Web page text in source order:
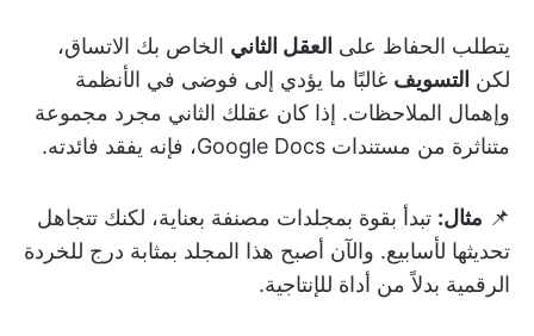
يتطلب الحفاظ على العقل الثاني الخاص بك الاتساق،
لكن التسويف غالبًا ما يؤدي إلى فوضى في الأنظمة
وإهمال الملاحظات. إذا كان عقلك الثاني مجرد مجموعة
متناثرة من مستندات Google Docs، فإنه يفقد فائدته.
📌 مثال: تبدأ بقوة بمجلدات مصنفة بعناية، لكنك تتجاهل
تحديثها لأسابيع. والآن أصبح هذا المجلد بمثابة درج للخردة
الرقمية بدلاً من أداة للإنتاجية.